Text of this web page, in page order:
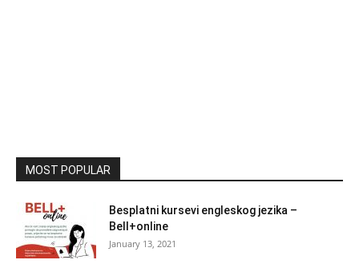
MOST POPULAR
Besplatni kursevi engleskog jezika –
Bell+online
January 13, 2021